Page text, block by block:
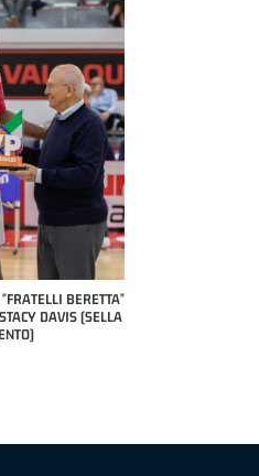
SAMUEL
APRILE '26 -
(TAV TREVIGLIO